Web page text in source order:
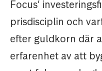
Focus’
prisdisciplin och
efter guldkorn där
erfarenhet av att